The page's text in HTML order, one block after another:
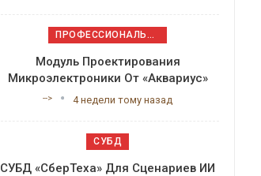
ПРОФЕССИОНАЛЬНОЕ ПРИКЛАДНОЕ ПО
Модуль Проектирования
Микроэлектроники От «Аквариус»
--> 4 недели тому назад
СУБД
СУБД «СберТеха» Для Сценариев ИИ